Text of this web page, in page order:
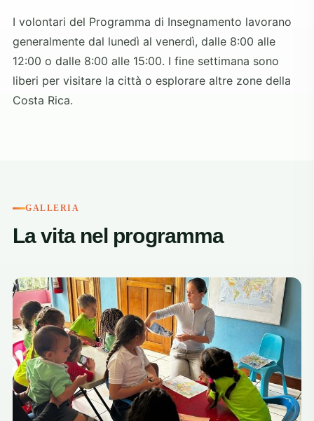
I volontari del Programma di Insegnamento lavorano
generalmente dal lunedì al venerdì, dalle 8:00 alle
12:00 o dalle 8:00 alle 15:00. I fine settimana sono
liberi per visitare la città o esplorare altre zone della
Costa Rica.
GALLERIA
La vita nel programma